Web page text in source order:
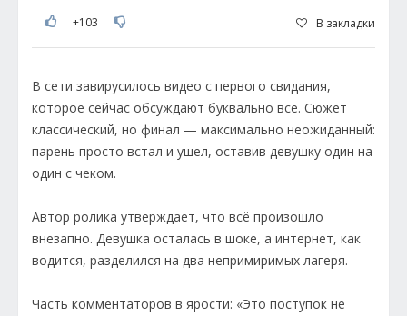
+103 В закладки
В сети завирусилось видео с первого свидания,
которое сейчас обсуждают буквально все. Сюжет
классический, но финал — максимально неожиданный:
парень просто встал и ушел, оставив девушку один на
один с чеком.
Автор ролика утверждает, что всё произошло
внезапно. Девушка осталась в шоке, а интернет, как
водится, разделился на два непримиримых лагеря.
Часть комментаторов в ярости: «Это поступок не